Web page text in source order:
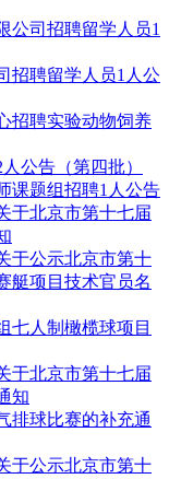
公司招聘留学人员1
招聘留学人员1人公
招聘实验动物饲养
公告（第四批）
课题组招聘1人公告
于北京市第十七届
于公示北京市第十
艇项目技术官员名
七人制橄榄球项目
于北京市第十七届
知
排球比赛的补充通
于公示北京市第十